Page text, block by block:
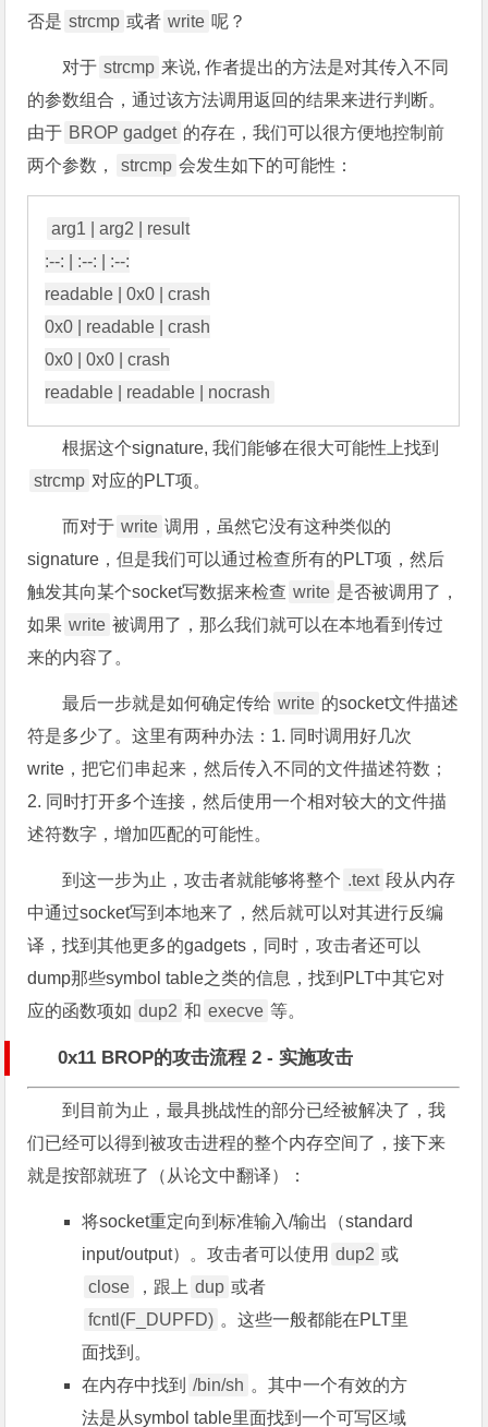
否是 strcmp 或者 write 呢？
对于 strcmp 来说, 作者提出的方法是对其传入不同
的参数组合，通过该方法调用返回的结果来进行判断。
由于 BROP gadget 的存在，我们可以很方便地控制前
两个参数，
strcmp 会发生如下的可能性：
arg1 | arg2 | result
:--: | :--: | :--:
readable | 0x0 | crash
0x0 | readable | crash
0x0 | 0x0 | crash
根据这个signature, 我们能够在很大可能性上找到
strcmp 对应的PLT项。
而对于 write 调用，虽然它没有这种类似的
signature，但是我们可以通过检查所有的PLT项，然后
触发其向某个socket写数据来检查 write 是否被调用了，
如果 write 被调用了，那么我们就可以在本地看到传过
来的内容了。
最后一步就是如何确定传给 write 的socket文件描述
符是多少了。这里有两种办法：1. 同时调用好几次
write，把它们串起来，然后传入不同的文件描述符数；
2. 同时打开多个连接，然后使用一个相对较大的文件描
述符数字，增加匹配的可能性。
到这一步为止，攻击者就能够将整个 .text 段从内存
中通过socket写到本地来了，然后就可以对其进行反编
译，找到其他更多的gadgets，同时，攻击者还可以
dump那些symbol table之类的信息，找到PLT中其它对
应的函数项如 dup2 和 execve 等。
0x11 BROP的攻击流程 2 - 实施攻击
到目前为止，最具挑战性的部分已经被解决了，我
们已经可以得到被攻击进程的整个内存空间了，接下来
就是按部就班了（从论文中翻译）：
将socket重定向到标准输入/输出（standard
input/output）。攻击者可以使用 dup2 或
close
，跟上 dup 或者
fcntl(F_DUPFD) 。这些一般都能在PLT里
面找到。
在内存中找到
/bin/sh 。其中一个有效的方
法是从symbol table里面找到一个可写区域